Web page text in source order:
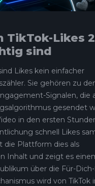
TikTok-Likes
sind
Likes kein einfacher
Sie gehören zu
Signalen, die
gesendet
in den ersten
schnell Likes
die Plattform dies als
Inhalt und zeigt es
über die Für-
wird von TikTok